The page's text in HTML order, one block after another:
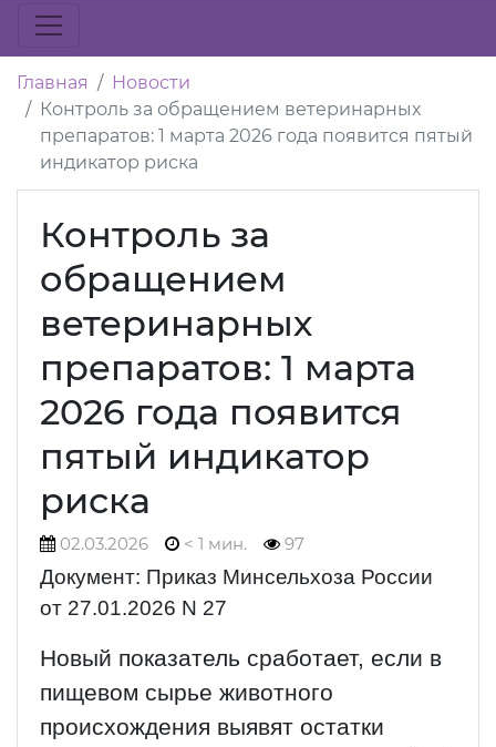
Главная
Новости
Контроль за обращением ветеринарных
препаратов: 1 марта 2026 года появится пятый
индикатор риска
Контроль за
обращением
ветеринарных
препаратов: 1 марта
2026 года появится
пятый индикатор
риска
02.03.2026 < 1 мин. 97
Документ: Приказ Минсельхоза России
от 27.01.2026 N 27
Новый показатель сработает, если в
пищевом сырье животного
происхождения выявят остатки